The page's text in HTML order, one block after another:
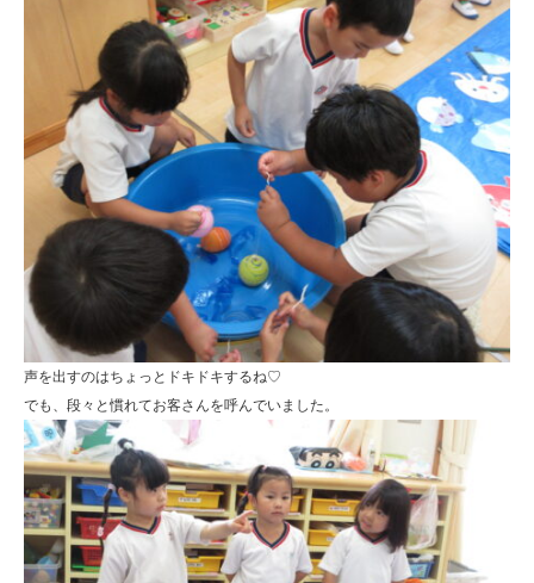
声を出すのはちょっとドキドキするね♡
でも、段々と慣れてお客さんを呼んでいました。